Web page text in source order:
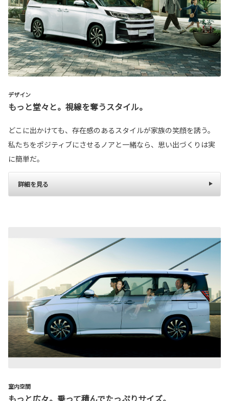
デザイン
もっと堂々と。視線を奪うスタイル。
どこに出かけても、存在感のあるスタイルが家族の笑顔を誘う。
私たちをポジティブにさせるノアと一緒なら、思い出づくりは実
に簡単だ。
詳細を見る
室内空間
もっと広々。乗って積んでたっぷりサイズ。